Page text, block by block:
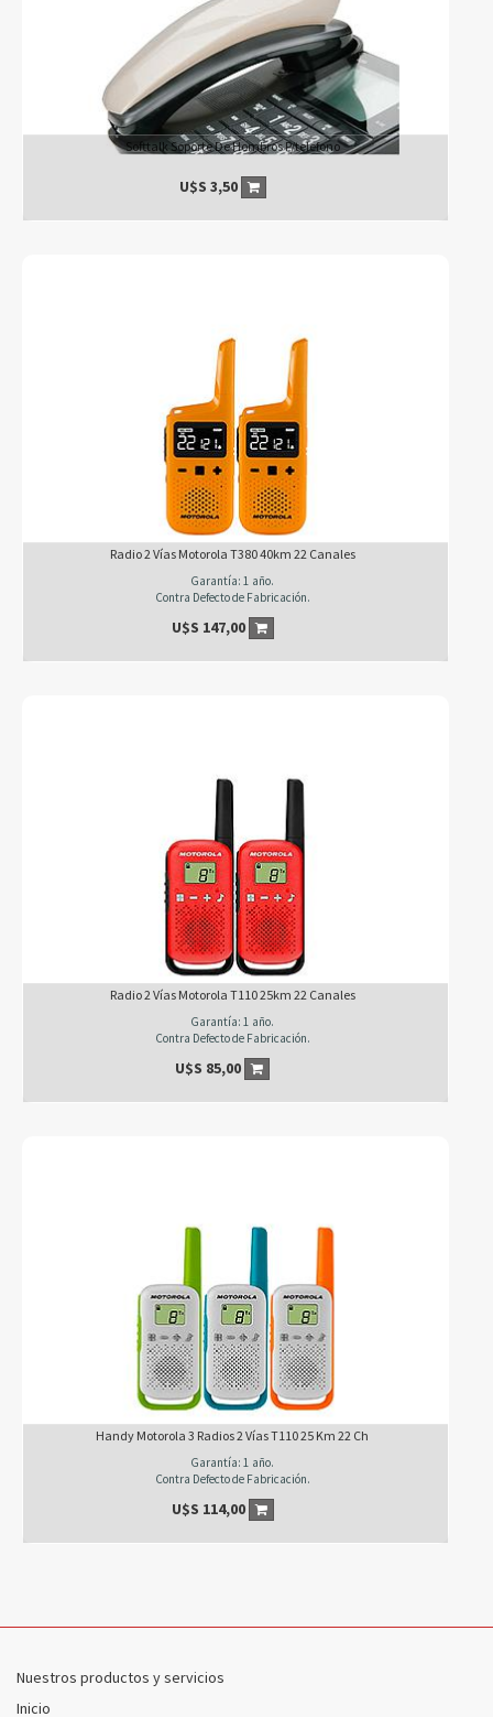
Softtalk Soporte De Hombros P/telefono
U$S 3,50
Radio 2 Vías Motorola T380 40km 22 Canales
Garantía: 1 año.
Contra Defecto de Fabricación.
U$S 147,00
Radio 2 Vías Motorola T110 25km 22 Canales
Garantía: 1 año.
Contra Defecto de Fabricación.
U$S 85,00
Handy Motorola 3 Radios 2 Vías T110 25 Km 22 Ch
Garantía: 1 año.
Contra Defecto de Fabricación.
U$S 114,00
Nuestros productos y servicios
Inicio